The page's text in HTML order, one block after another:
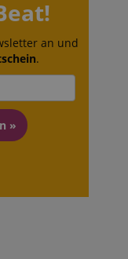
an und
.
»